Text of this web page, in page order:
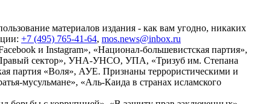
материалов издания - как вам угодно, никаких
+7 (495) 765-41-64, mos.news@inbox.ru
и Instagram», «Национал-большевистская партия»,
сектор», УНА-УНСО, УПА, «Тризуб им. Степана
партия «Воля», АУЕ. Признаны террористическими и
мусульмане», «Аль-Каида в странах исламского